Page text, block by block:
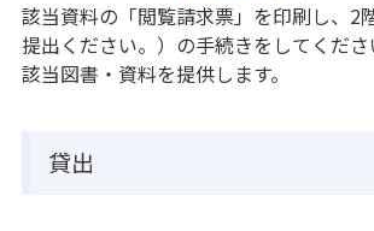
該当資料の「閲覧請求票」を印刷し、2
提出ください。）の手続きをしてくだ
該当図書・資料を提供します。
貸出